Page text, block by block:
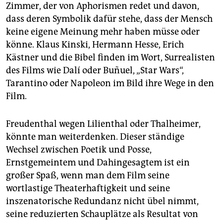
Zimmer, der von Aphorismen redet und davon,
dass deren Symbolik dafür stehe, dass der Mensch
keine eigene Meinung mehr haben müsse oder
könne. Klaus Kinski, Hermann Hesse, Erich
Kästner und die Bibel finden im Wort, Surrealisten
des Films wie Dalí oder Buñuel, „Star Wars“,
Tarantino oder Napoleon im Bild ihre Wege in den
Film.
Freudenthal wegen Lilienthal oder Thalheimer,
könnte man weiterdenken. Dieser ständige
Wechsel zwischen Poetik und Posse,
Ernstgemeintem und Dahingesagtem ist ein
großer Spaß, wenn man dem Film seine
wortlastige Theaterhaftigkeit und seine
inszenatorische Redundanz nicht übel nimmt,
seine reduzierten Schauplätze als Resultat von